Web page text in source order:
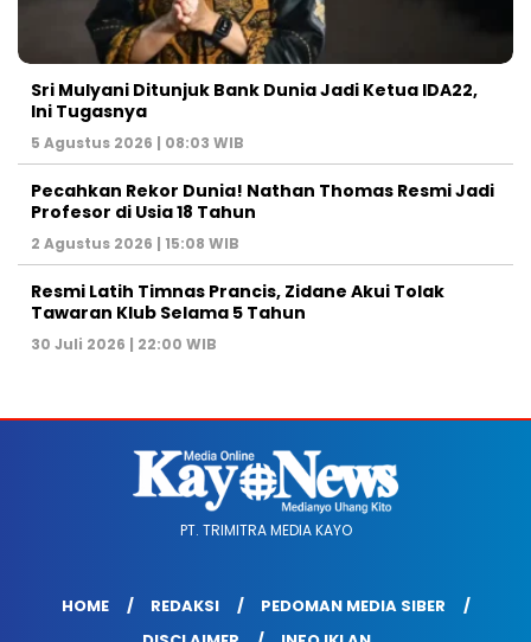
Sri Mulyani Ditunjuk Bank Dunia Jadi Ketua IDA22,
Ini Tugasnya
5 Agustus 2026 | 08:03 WIB
Pecahkan Rekor Dunia! Nathan Thomas Resmi Jadi
Profesor di Usia 18 Tahun
2 Agustus 2026 | 15:08 WIB
Resmi Latih Timnas Prancis, Zidane Akui Tolak
Tawaran Klub Selama 5 Tahun
30 Juli 2026 | 22:00 WIB
PT. TRIMITRA MEDIA KAYO
HOME REDAKSI
PEDOMAN MEDIA SIBER